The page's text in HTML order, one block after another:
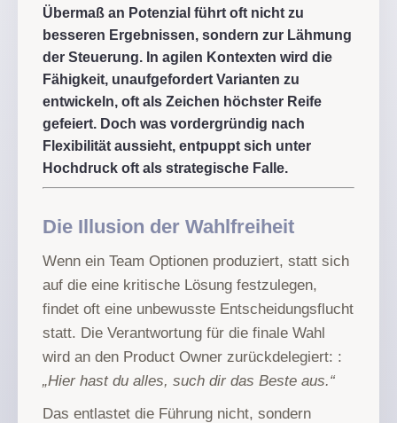
Übermaß an Potenzial führt oft nicht zu
besseren Ergebnissen, sondern zur Lähmung
der Steuerung. In agilen Kontexten wird die
Fähigkeit, unaufgefordert Varianten zu
entwickeln, oft als Zeichen höchster Reife
gefeiert. Doch was vordergründig nach
Flexibilität aussieht, entpuppt sich unter
Hochdruck oft als strategische Falle.
Die Illusion der Wahlfreiheit
Wenn ein Team Optionen produziert, statt sich
auf die eine kritische Lösung festzulegen,
findet oft eine unbewusste Entscheidungsflucht
statt. Die Verantwortung für die finale Wahl
wird an den Product Owner zurückdelegiert: :
„Hier hast du alles, such dir das Beste aus.“
Das entlastet die Führung nicht, sondern